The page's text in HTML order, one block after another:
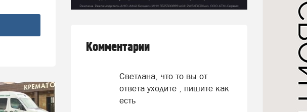
Комментарии
Светлана, что то вы от
ответа уходите , пишите как
есть